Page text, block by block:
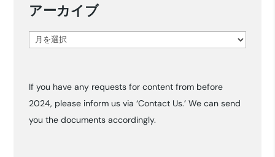
アーカイブ
ア
イ
ブ
If you have any requests for content from before
2024, please inform us via ‘Contact Us.’ We can send
you the documents accordingly.